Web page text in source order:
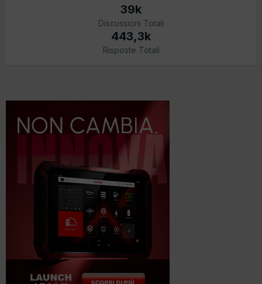
39k
Discussioni Totali
443,3k
Risposte Totali